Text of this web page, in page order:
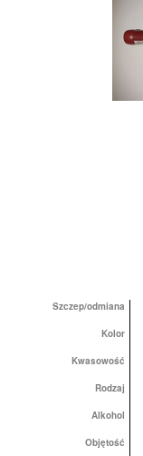
Szczep/odmiana
Kolor
Kwasowość
Rodzaj
Alkohol
Objętość